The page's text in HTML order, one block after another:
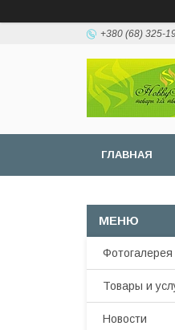
+380 (68) 325-
ГЛАВНАЯ
Фотогалерея
Товары и
Новости